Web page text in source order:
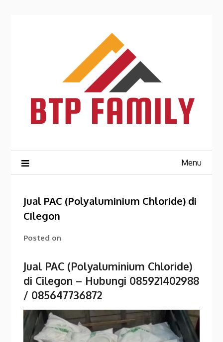
Menu
Jual PAC (Polyaluminium Chloride) di
Cilegon
Posted on
Jual PAC (Polyaluminium Chloride)
di Cilegon – Hubungi 085921402988
/ 085647736872